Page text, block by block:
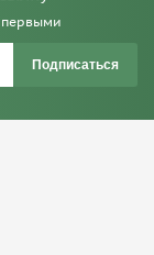
Подписаться